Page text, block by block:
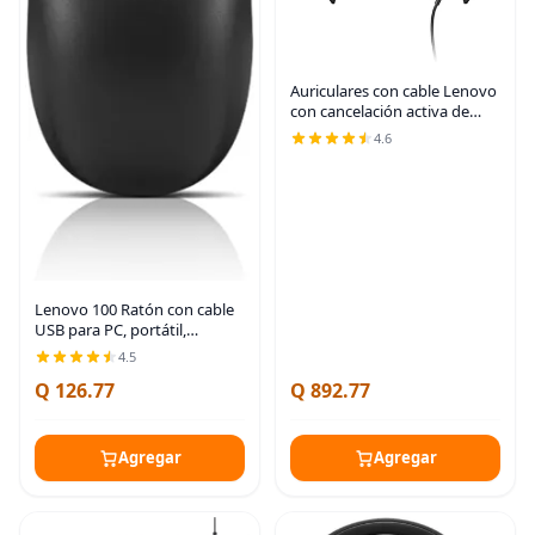
Lenovo 100 Ratón con cable
USB para PC, portátil,
ordenador con Windows -
Tamaño completo - Diseño
ambidiestro - 3 botones -
4.5
Q 126.77
Agregar
Auriculares con cable Lenovo
con cancelación activa de
ruido (ANC), conectividad
USB-C y USB-A, Certificado
4.6
Q 892.77
Agregar